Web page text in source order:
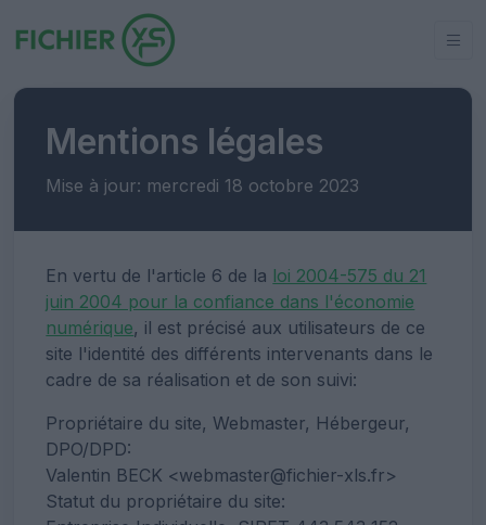
Mentions légales
Mise à jour: mercredi 18 octobre 2023
En vertu de l'article 6 de la loi 2004-575 du 21
juin 2004 pour la confiance dans l'économie
numérique, il est précisé aux utilisateurs de ce
site l'identité des différents intervenants dans le
cadre de sa réalisation et de son suivi:
Propriétaire du site, Webmaster, Hébergeur,
DPO/DPD:
Statut du propriétaire du site: